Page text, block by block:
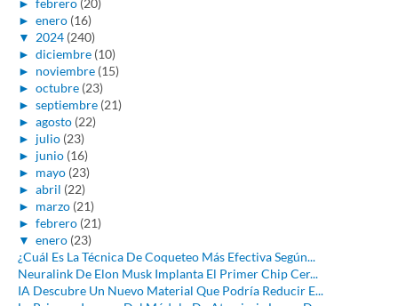
► enero (16)
▼ 2024 (240)
► diciembre (10)
► noviembre (15)
► octubre (23)
► septiembre (21)
► agosto (22)
► julio (23)
► junio (16)
► mayo (23)
► abril (22)
► marzo (21)
► febrero (21)
▼ enero (23)
¿Cuál Es La Técnica De Coqueteo Más Efectiva Según...
Neuralink De Elon Musk Implanta El Primer Chip Cer...
IA Descubre Un Nuevo Material Que Podría Reducir E...